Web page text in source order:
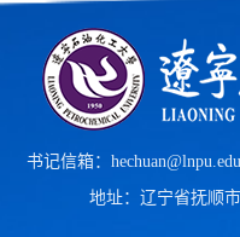
书记信箱：
地址：辽宁省抚顺